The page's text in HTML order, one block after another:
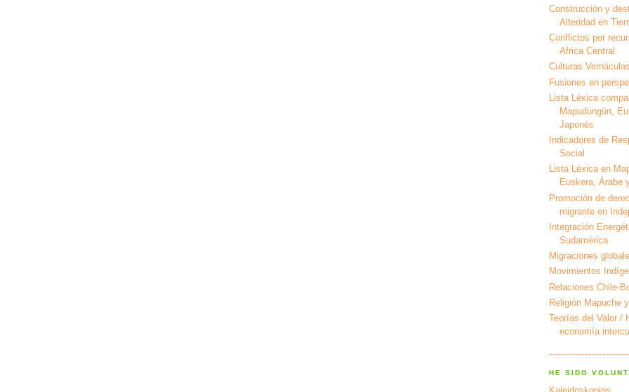
Construcción y
Alteridad en
Conflictos por
Africa Central
Culturas
Fusiones en
Lista Léxica
Mapudungún,
Japonés
Indicadores de
Social
Lista Léxica en
Euskera, Árabe
Promoción de
migrante en
Integración
Sudamérica
Migraciones
Movimientos
Relaciones Chile-
Religión Mapuche
Teorías del Valor /
economía
HE SIDO